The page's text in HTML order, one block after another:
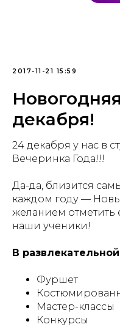
2017-11-21 15:59
декабря!
24 декабря у нас в
Вечеринка Года!!!
Да-да, близится
каждом году —
желанием отметить
наши ученики!
В
Фуршет
Мастер-классы
Конкурсы